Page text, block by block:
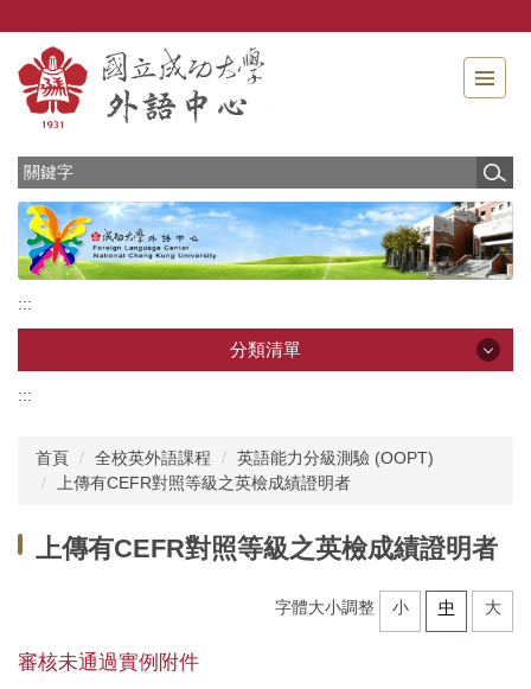
主
要
區
:::
分類清單
最新消息
:::
首頁 全校英外語課程
英語能力分級測驗 (OOPT)
上傳有CEFR對照等級之英檢成績證明者
上傳有CEFR對照等級之英檢成績證明者
字體大小調整 小 中 大
審核未通過實例附件